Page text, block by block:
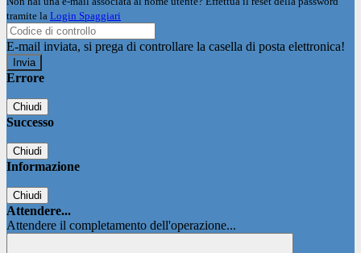
tramite la Login Spaggiari
E-mail inviata, si prega di controllare la casella di posta elettronica!
Errore
Chiudi
Successo
Chiudi
Informazione
Chiudi
Attendere...
Attendere il completamento dell'operazione...